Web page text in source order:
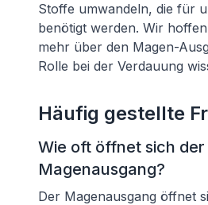
Stoffe umwandeln, die für
benötigt werden. Wir
mehr über den Magen-
Rolle bei der Verdauung
Häufig gestellte
Wie oft öffnet sich der
Magenausgang?
Der Magenausgang öffnet